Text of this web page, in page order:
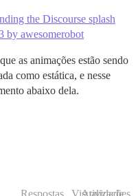
the Discourse splash
by awesomerobot
as animações estão sendo
como estática, e nesse
abaixo dela.